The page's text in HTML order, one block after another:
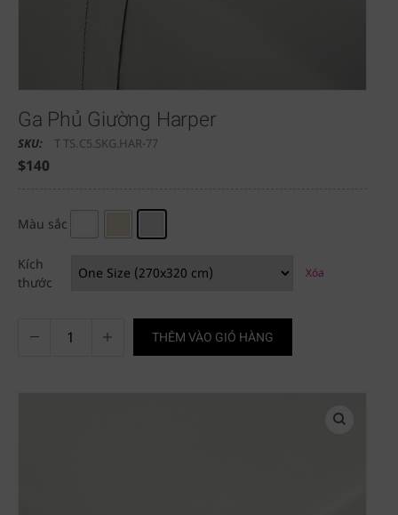
Ga Phủ Giường Harper
SKU: T TS.C5.SKG.HAR-77
$140
Màu sắc
Kích
thước
Xóa
THÊM VÀO GIỎ HÀNG